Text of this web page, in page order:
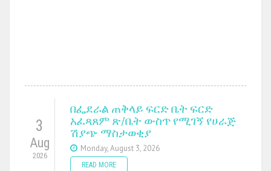
3
Aug
2026
በፌደራል ጠቅላይ ፍርድ ቤት ፍርድ
አፈጻጸም ጽ/ቤት ውስጥ የሚገኝ የሀራጅ
ሽያጭ ማስታወቂያ
Monday, August 3, 2026
READ MORE